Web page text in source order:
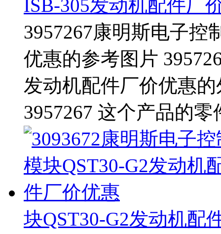
ISB-305发动机配件厂
3957267康明斯电子控
优惠的参考图片
发动机配件厂价优惠
3957267 这个产品的
块QST30-G2发动机配